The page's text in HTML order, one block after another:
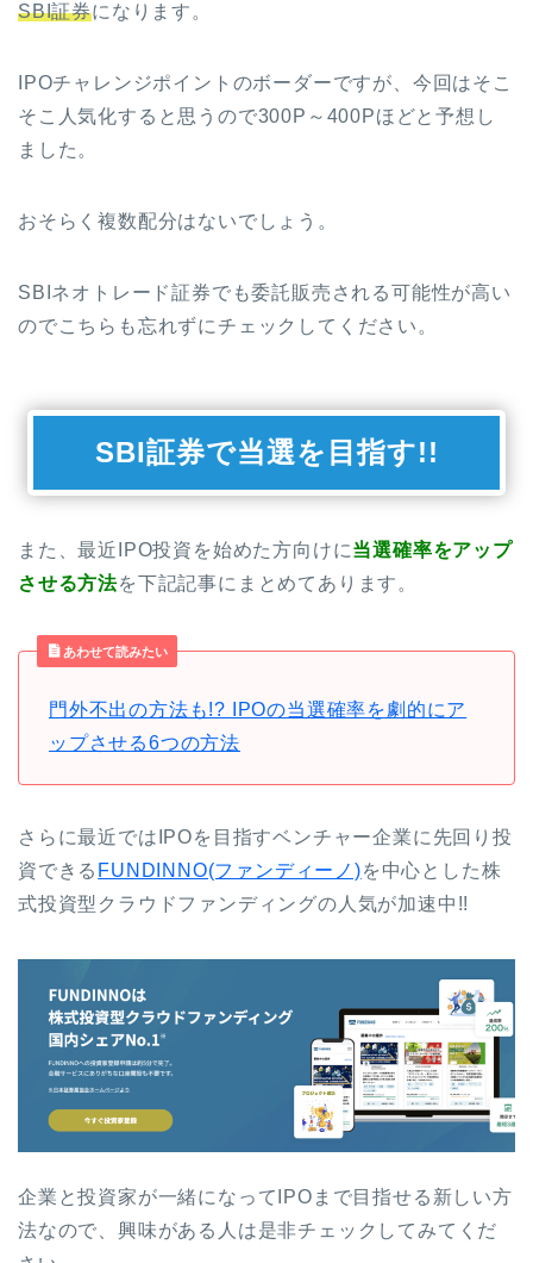
SBI証券になります。
IPOチャレンジポイントのボーダーですが、今回はそこ
そこ人気化すると思うので300P～400Pほどと予想し
ました。
おそらく複数配分はないでしょう。
SBIネオトレード証券でも委託販売される可能性が高い
のでこちらも忘れずにチェックしてください。
SBI証券で当選を目指す!!
また、最近IPO投資を始めた方向けに当選確率をアップ
させる方法を下記記事にまとめてあります。
あわせて読みたい
門外不出の方法も!? IPOの当選確率を劇的にア
ップさせる6つの方法
さらに最近ではIPOを目指すベンチャー企業に先回り投
資できる FUNDINNO(ファンディーノ)を中心とした株
式投資型クラウドファンディングの人気が加速中!!
企業と投資家が一緒になってIPOまで目指せる新しい方
法なので、興味がある人は是非チェックしてみてくだ